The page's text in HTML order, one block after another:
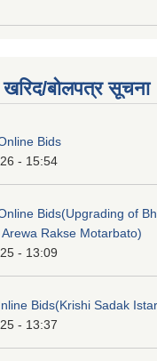
खरिद/बोलपत्र सूचना
Bids
- 15:54
Bids(Upgrading of
Rakse Motarbato)
- 13:09
Bids(Krishi Sadak
- 13:37